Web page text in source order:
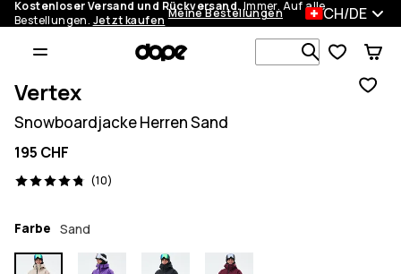
Kostenloser Versand und Rückversand.Immer. Auf alle
Bestellungen. Jetzt kaufen Meine Bestellungen CH/DE
Vertex
Snowboardjacke Herren Sand
195 CHF
(10)
10 Reviews, 4.8/5
Farbe Sand